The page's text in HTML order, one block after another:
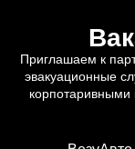
Приглашаем к
эвакуационные